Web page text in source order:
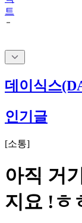
데이식스
인기글
[소통]
아직 거
지요 !ㅎ